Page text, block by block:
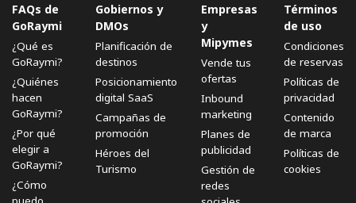
FAQs de
GoRaymi
¿Qué es
GoRaymi?
¿Quiénes
hacen
GoRaymi?
¿Por qué
elegir a
GoRaymi?
¿Cómo
Gobiernos y
DMOs
Planificación de
destinos
Posicionamiento
digital SaaS
Campañas de
promoción
Héroes del
Turismo
Empresas
y
Mipymes
Vende tus
ofertas
Inbound
marketing
Planes de
publicidad
Gestión de
redes
Términos
de uso
Condiciones
de reservas
Políticas de
privacidad
Contenido
de marca
Políticas de
cookies